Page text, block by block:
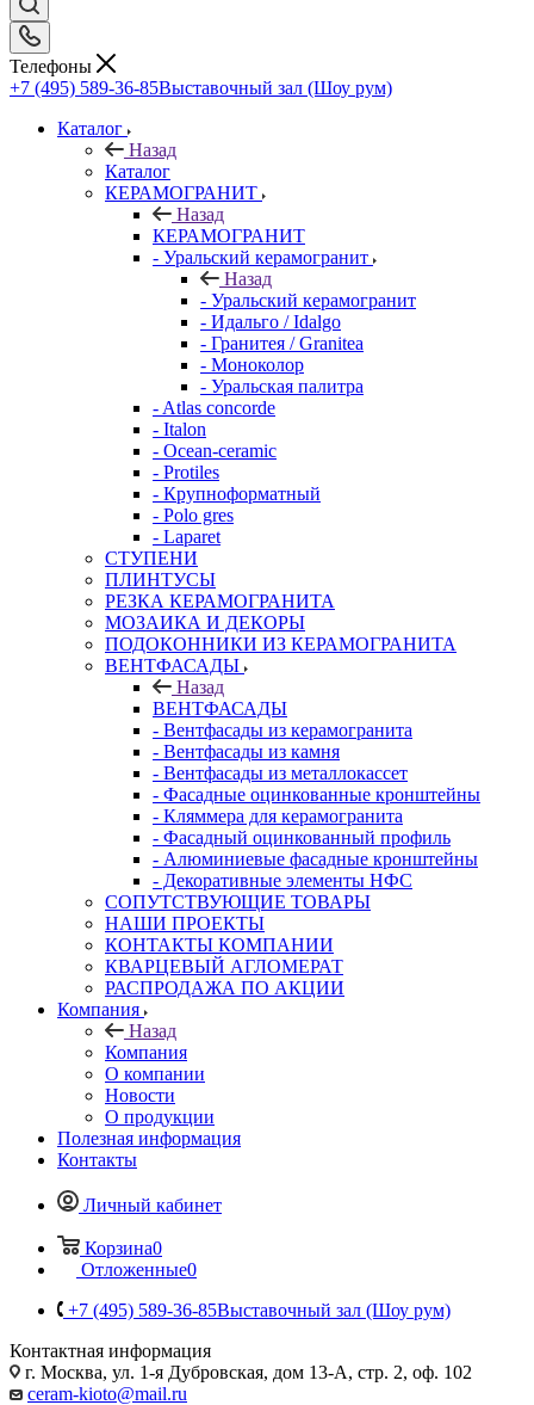
Телефоны
+7 (495) 589-36-85Выставочный зал (Шоу рум)
Каталог
Назад
Каталог
КЕРАМОГРАНИТ
Назад
КЕРАМОГРАНИТ
- Уральский керамогранит
Назад
- Уральский керамогранит
- Идальго / Idalgo
- Гранитея / Granitea
- Моноколор
- Уральская палитра
- Atlas concorde
- Italon
- Ocean-ceramic
- Protiles
- Крупноформатный
- Polo gres
- Laparet
СТУПЕНИ
ПЛИНТУСЫ
РЕЗКА КЕРАМОГРАНИТА
МОЗАИКА И ДЕКОРЫ
ПОДОКОННИКИ ИЗ КЕРАМОГРАНИТА
ВЕНТФАСАДЫ
Назад
ВЕНТФАСАДЫ
- Вентфасады из керамогранита
- Вентфасады из камня
- Вентфасады из металлокассет
- Фасадные оцинкованные кронштейны
- Кляммера для керамогранита
- Фасадный оцинкованный профиль
- Алюминиевые фасадные кронштейны
- Декоративные элементы НФС
СОПУТСТВУЮЩИЕ ТОВАРЫ
НАШИ ПРОЕКТЫ
КОНТАКТЫ КОМПАНИИ
КВАРЦЕВЫЙ АГЛОМЕРАТ
РАСПРОДАЖА ПО АКЦИИ
Компания
Назад
Компания
О компании
Новости
О продукции
Полезная информация
Контакты
Личный кабинет
Корзина0
Отложенные0
+7 (495) 589-36-85Выставочный зал (Шоу рум)
Контактная информация
г. Москва, ул. 1-я Дубровская, дом 13-А, стр. 2, оф. 102
ceram-kioto@mail.ru